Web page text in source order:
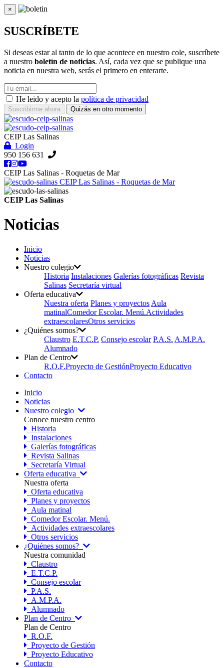
×
Cerrar
SUSCRÍBETE
Si deseas estar al tanto de lo que acontece en nuestro cole, suscríbete
a nuestro boletín de noticias. Así, cada vez que se publique una
noticia en nuestra web, serás el primero en enterarte.
He leido y acepto la política de privacidad
Suscribirme ahora Quizás en otro momento
CEIP Las Salinas
Login
950 156 631
CEIP Las Salinas - Roquetas de Mar
CEIP Las Salinas - Roquetas de Mar
CEIP Las Salinas
Noticias
Inicio
Noticias
Nuestro colegio
Historia Instalaciones Galerías fotográficas Revista
Salinas Secretaría virtual
Oferta educativa
Nuestra oferta Planes y proyectos Aula
matinalComedor Escolar. Menú.Actividades
extraescolaresOtros servicios
¿Quiénes somos?
Claustro E.T.C.P. Consejo escolar P.A.S. A.M.P.A.
Alumnado
Plan de Centro
R.O.F.Proyecto de GestiónProyecto Educativo
Contacto
Inicio
Noticias
Nuestro colegio
Conoce nuestro centro
Historia
Instalaciones
Galerías fotográficas
Revista Salinas
Secretaría Virtual
Oferta educativa
Nuestra oferta
Oferta educativa
Planes y proyectos
Aula matinal
Comedor Escolar. Menú.
Actividades extraescolares
Otros servicios
¿Quiénes somos?
Nuestra comunidad
Claustro
E.T.C.P.
Consejo escolar
P.A.S.
A.M.P.A.
Alumnado
Plan de Centro
Plan de Centro
R.O.F.
Proyecto de Gestión
Proyecto Educativo
Contacto